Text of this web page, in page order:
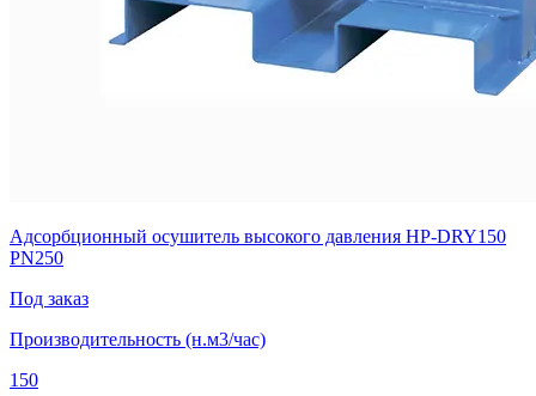
Адсорбционный осушитель высокого давления HP-DRY150
PN250
Под заказ
Производительность (н.м3/час)
150